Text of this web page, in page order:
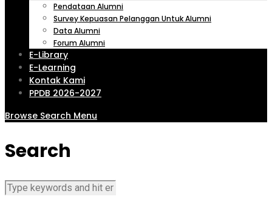
Pendataan Alumni
Survey Kepuasan Pelanggan Untuk Alumni
Data Alumni
Forum Alumni
E-Library
E-Learning
Kontak Kami
PPDB 2026-2027
Browse Search Menu
Search